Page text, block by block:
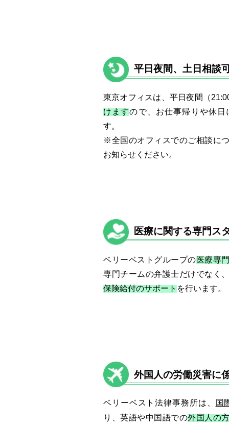
平日夜間、土日相談
東京オフィスは、平日夜間（
けますので、お仕事帰りや休
す。
※全国のオフィスでのご相談に
お知らせください。
医療に関する専門ス
ベリーベストグループの医療専
専門チームの弁護士だけでなく
保険給付のサポート を行います。
外国人の労働災害に
ベリーベスト法律事務所は、
国
り、英語や中国語での外国人の